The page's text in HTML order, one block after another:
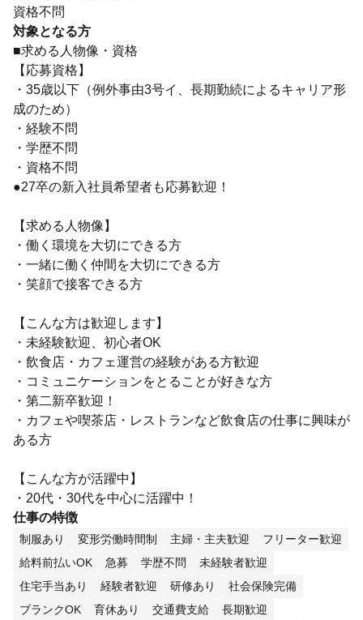
資格不問
対象となる方
■求める人物像・資格
【応募資格】
・35歳以下（例外事由3号イ、長期勤続によるキャリア形
成のため）
・経験不問
・学歴不問
・資格不問
●27卒の新入社員希望者も応募歓迎！
【求める人物像】
・働く環境を大切にできる方
・一緒に働く仲間を大切にできる方
・笑顔で接客できる方
【こんな方は歓迎します】
・未経験歓迎、初心者OK
・飲食店・カフェ運営の経験がある方歓迎
・コミュニケーションをとることが好きな方
・第二新卒歓迎！
・カフェや喫茶店・レストランなど飲食店の仕事に興味が
ある方
【こんな方が活躍中】
・20代・30代を中心に活躍中！
仕事の特徴
制服あり 変形労働時間制 主婦・主夫歓迎
フリーター歓迎
給料前払いOK
急募 学歴不問
未経験者歓迎
住宅手当あり
経験者歓迎 研修あり
社会保険完備
ブランクOK
育休あり 交通費支給
長期歓迎